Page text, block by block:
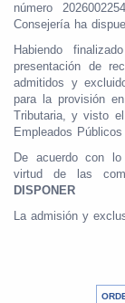
número
Consejería ha
Habiendo
presentación de
admitidos y
para la provisión
Tributaria, y visto
Empleados
De acuerdo con
virtud de las
DISPONER
La admisión y